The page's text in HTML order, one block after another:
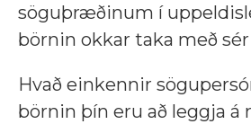
söguþræðinum í
börnin okkar taka með
Hvað einkennir
börnin þín eru að leggja á